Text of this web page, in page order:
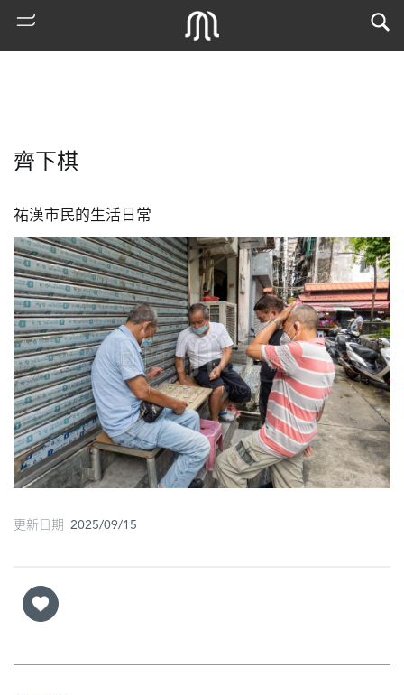
熱
門
搜
索
古
地
圖
媽
閣
寺
齊下棋
祐漢市民的生活日常
更新日期 2025/09/15